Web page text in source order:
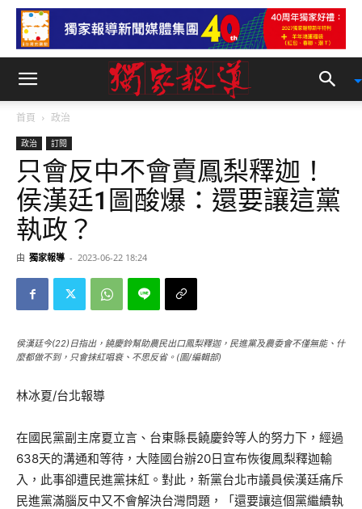
首頁 政治
政治 訂閱
只會反中不會賣鳳梨釋迦！
侯漢廷1圖酸爆：還要讓這黨
執政？
由 獨家報導 - 2023-06-22 18:24
侯漢廷今(22)日指出，饒慶鈴幫助農民出口鳳梨釋迦，民進黨及農委會不僅無能、什
麼都做不到，只會抹紅唱衰、不思反省。(圖/編輯部)
林冰夏/台北報導
在國民黨副主席夏立言、台東縣長饒慶鈴等人的努力下，經過
638天的溝通和等待，大陸國台辦20日宣布恢復鳳梨釋迦輸
入，此事卻遭民進黨抹紅。對此，新黨台北市議員侯漢廷痛斥
民進黨滿腦反中又不會解決台灣問題，「還要讓這個黨繼續執